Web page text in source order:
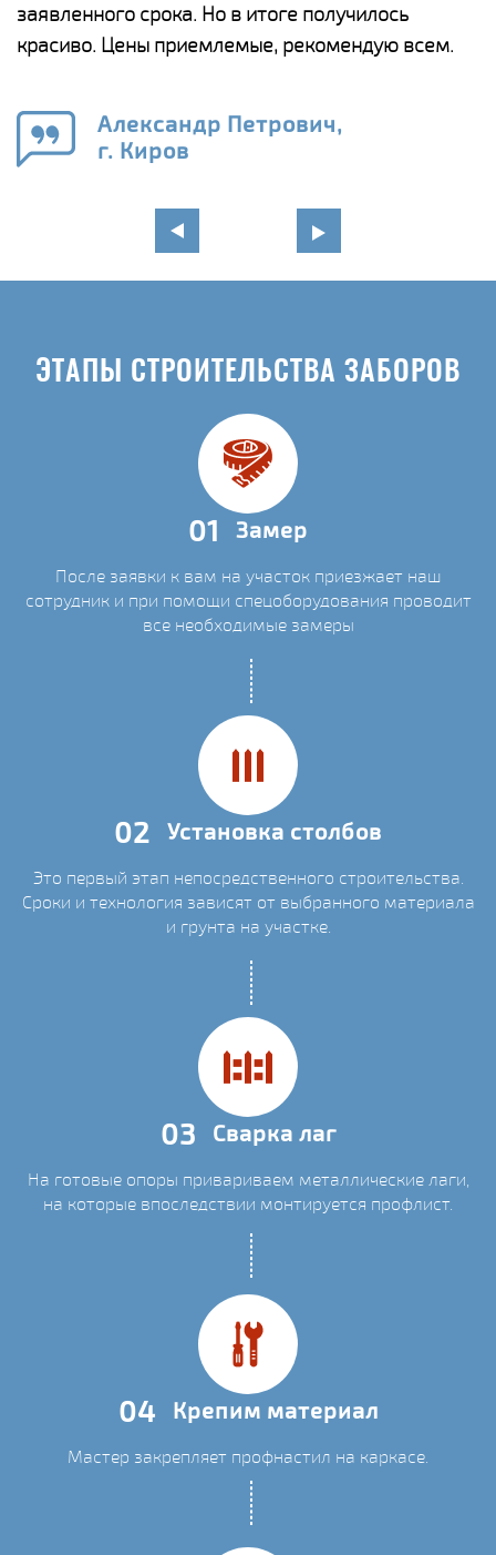
заявленного срока. Но в итоге получилось
красиво. Цены приемлемые, рекомендую всем.
Александр Петрович,
г. Киров
ЭТАПЫ СТРОИТЕЛЬСТВА ЗАБОРОВ
01 Замер
После заявки к вам на участок приезжает наш
сотрудник и при помощи спецоборудования проводит
все необходимые замеры
02 Установка столбов
Это первый этап непосредственного строительства.
Сроки и технология зависят от выбранного материала
и грунта на участке.
03 Сварка лаг
На готовые опоры привариваем металлические лаги,
на которые впоследствии монтируется профлист.
04 Крепим материал
Мастер закрепляет профнастил на каркасе.